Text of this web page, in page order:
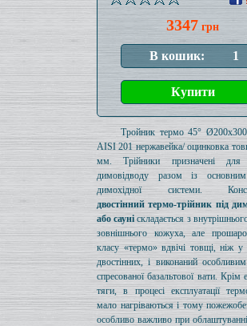
3347 грн
Тройник термо 45°
AISI 201 нержавейка/ оцинковка
мм. Трійники призначені для
димовідводу разом із
димохідної системи.
двостінний термо-трійник під
або сауніскладається з
зовнішнього кожуха, але
класу «термо» вдвічі товщі, ніж у
двостінних, і виконаний
спресованої базальтової вати. Крім
тяги, в процесі експлуатації
мало нагріваються і тому
особливо важливо при